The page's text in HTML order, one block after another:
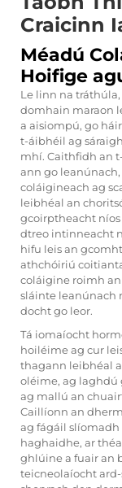
Craicinn
Méadú
Hoifige
Le linn na
domhain maraon
a aisiompú, go
t-áibhéil ag
mhí. Caithfidh an
ann go
coláigineach ag
leibhéal an
gcoirptheacht
dtreo intinneacht
hifu leis an
athchóiriú
coláigine roimh
sláinte leanúnach
docht go leor.
Tá iomaíocht
hoiléime ag cur
thagann leibhéal
oléime, ag laghdú
ag mallú an
Caillíonn an
ag fágáil
haghaidhe, ar
ghlúine a fuair an
teicneolaíocht